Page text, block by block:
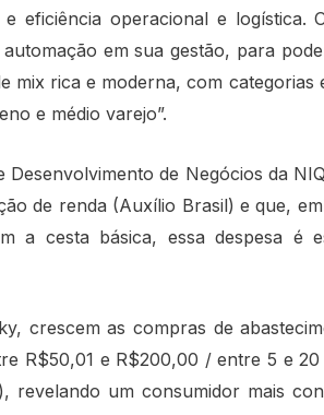
e eficiência operacional e logística.
em sua gestão, para
mix rica e moderna, com
e médio varejo”.
Desenvolvimento de Negócios da
de renda (Auxílio Brasil) e que,
a cesta básica, essa despesa é
crescem as compras de
R$50,01 e R$200,00 / entre 5 e
revelando um consumidor mais